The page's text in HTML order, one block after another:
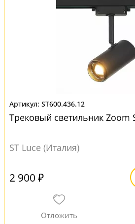
ST600.436.12
Трековый светильник Zoom
ST Luce (Италия)
2 900 ₽